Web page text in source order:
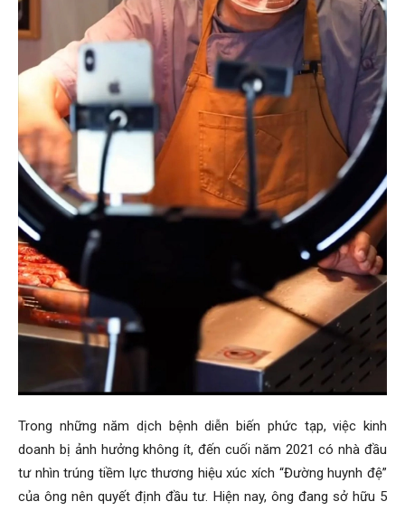
Trong những năm dịch bệnh diễn biến phức tạp, việc kinh
doanh bị ảnh hưởng không ít, đến cuối năm 2021 có nhà đầu
tư nhìn trúng tiềm lực thương hiệu xúc xích “Đường huynh đệ”
của ông nên quyết định đầu tư. Hiện nay, ông đang sở hữu 5